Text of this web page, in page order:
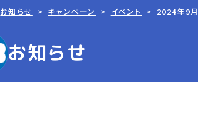
お知らせ キャンペーン イベント 2024年9
お知らせ